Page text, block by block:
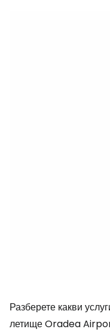
Разберете какви
летище Oradea